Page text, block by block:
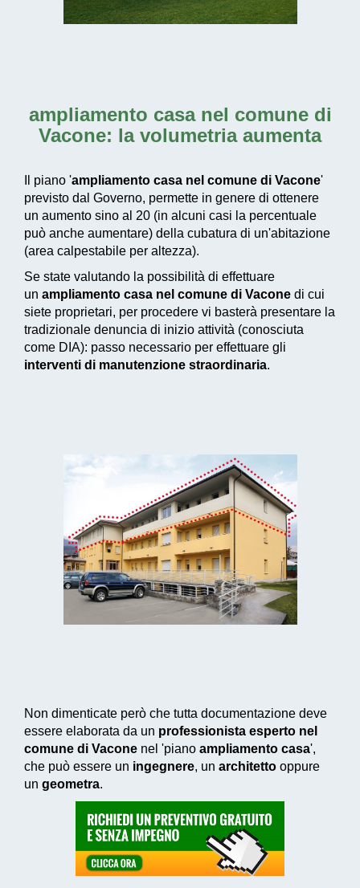
ampliamento casa nel comune di
Vacone: la volumetria aumenta
Il piano 'ampliamento casa nel comune di Vacone'
previsto dal Governo, permette in genere di ottenere
un aumento sino al 20 (in alcuni casi la percentuale
può anche aumentare) della cubatura di un'abitazione
(area calpestabile per altezza).
Se state valutando la possibilità di effettuare
un ampliamento casa nel comune di Vacone di cui
siete proprietari, per procedere vi basterà presentare la
tradizionale denuncia di inizio attività (conosciuta
come DIA): passo necessario per effettuare gli
interventi di manutenzione straordinaria.
Non dimenticate però che tutta documentazione deve
essere elaborata da un professionista esperto nel
comune di Vacone nel 'piano ampliamento casa',
che può essere un ingegnere, un architetto oppure
un geometra.